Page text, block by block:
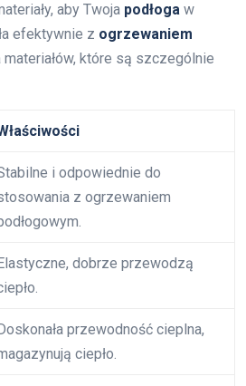
aby Twoja podłoga w
efektywnie z ogrzewaniem
materiałów, które są szczególnie
i odpowiednie do
z ogrzewaniem
dobrze przewodzą
przewodność cieplna,
ciepło.